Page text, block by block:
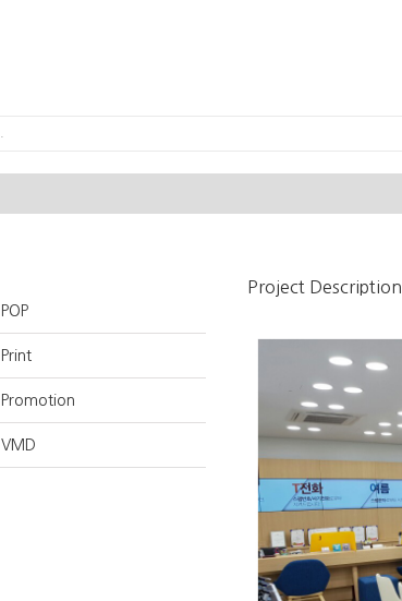
Project Description
POP
Print
Promotion
VMD